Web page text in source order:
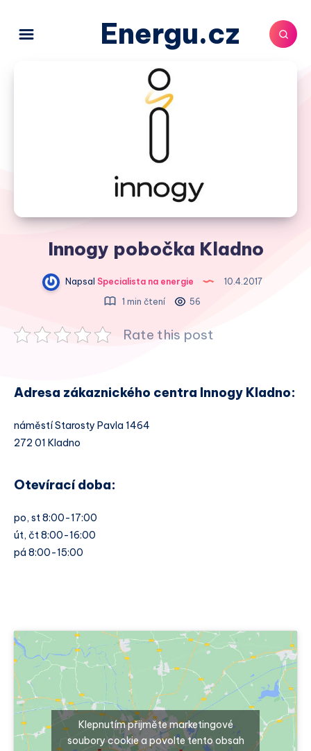
Energu.cz
Innogy pobočka Kladno
Napsal Specialista na energie
10.4.2017
1 min čtení
56
Rate this post
Adresa zákaznického centra Innogy Kladno:
náměstí Starosty Pavla 1464
272 01 Kladno
Otevírací doba:
po, st 8:00-17:00
út, čt 8:00-16:00
pá 8:00-15:00
Klepnutím přijměte marketingové
soubory cookie a povolte tento obsah